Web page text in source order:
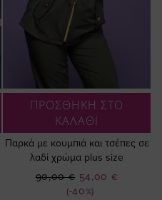
ΠΡΟΣΘΗΚΗ ΣΤΟ
ΚΑΛΑΘΙ
Παρκά με κουμπιά και τσέπες σε
λαδί χρώμα plus size
(-40%)
Ειδική
Τιμή
54,00 €
90,00 €